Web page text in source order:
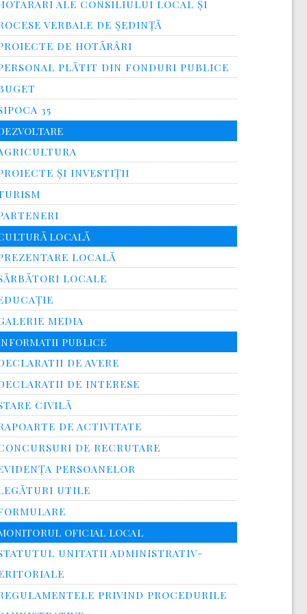
ALE CONSILIULUI LOCAL ȘI
VERBALE DE ȘEDINȚĂ
DE HOTĂRÂRI
PLĂTIT DIN FONDURI PUBLICE
35
ȘI INVESTIȚII
LOCALĂ
LOCALĂ
LOCALE
MEDIA
PUBLICE
DE AVERE
DE INTERESE
CIVILĂ
DE ACTIVITATE
DE RECRUTARE
PERSOANELOR
UTILE
OFICIAL LOCAL
UNITATII ADMINISTRATIV-
PRIVIND PROCEDURILE